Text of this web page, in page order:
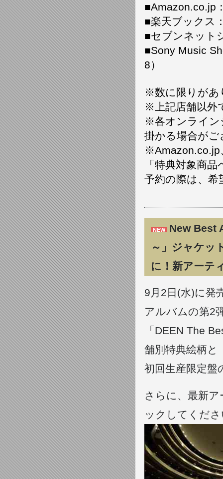
■Amazon.co.jp
■楽天ブックス
■セブンネット
■Sony Music
8）
※数に限りがあ
※上記店舗以外
※各オンライン
掛かる場合が
※Amazon.co.jp
「特典対象商
予約の際は、
NEW
New Best
～」ジャケッ
に！新アーテ
9月2日(水)に発
アルバムの第2
「DEEN The
舗別特典絵柄と
初回生産限定盤
さらに、最新
ックしてくだ